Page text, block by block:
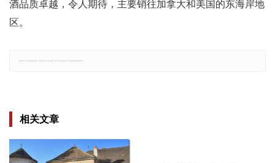
酒品质卓越，令人期待，主要销往加拿大和美国的东海岸地
区。
相关文章